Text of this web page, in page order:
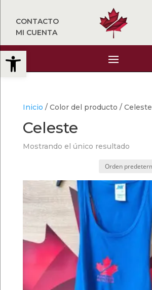
Abrir barra de herramientas
CONTACTO
MI CUENTA
Inicio / Color del producto / Celeste
Celeste
Mostrando el único resultado